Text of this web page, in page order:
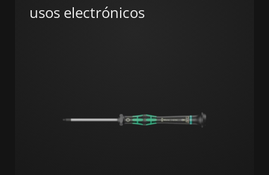
usos electrónicos